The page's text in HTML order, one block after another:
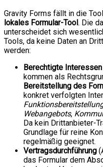
Gravity Forms fällt in die
lokales Formular-Tool. Die
unterscheidet sich
Tools, da keine Daten an
werden:
Berechtigte Interessen
kommen als
Bereitstellung des
konkret verfolgten
Webangebots,
Da kein Drittanbieter-
Grundlage für reine
regelmäßig geeignet.
Vertragsdurchführung
das Formular dem